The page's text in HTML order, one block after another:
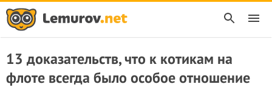
13 доказательств, что к котикам на
флоте всегда было особое отношение